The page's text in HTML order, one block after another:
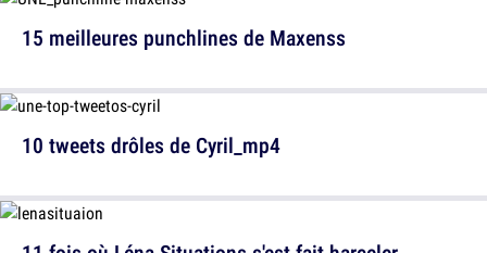
10 tweets drôles de Cyril_mp4
15 meilleures punchlines de Maxenss